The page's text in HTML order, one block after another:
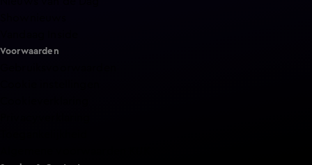
Voorwaarden